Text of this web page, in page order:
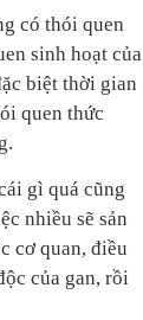
có thói quen
sinh hoạt của
biệt thời gian
quen thức
gì quá cũng
nhiều sẽ sản
cơ quan, điều
của gan, rồi